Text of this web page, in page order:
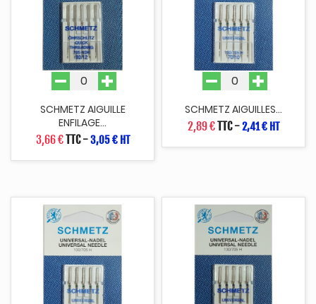
SCHMETZ AIGUILLE
ENFILAGE...
3,66 €TTC-3,05 € HT
SCHMETZ AIGUILLES...
2,89 €TTC-2,41 € HT